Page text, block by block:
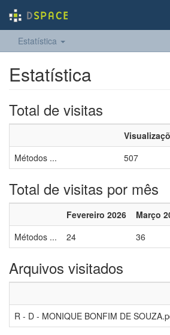
Estatística
Estatística
Total de visitas
Métodos ...
507
Total de visitas por mês
Fevereiro 2026 Março
Métodos ...
24 36
Arquivos visitados
R - D - MONIQUE BONFIM DE